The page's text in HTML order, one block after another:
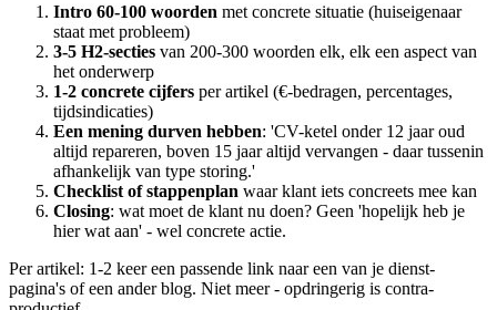
Intro 60-100 woorden met concrete situatie (huiseigenaar
staat met probleem)
3-5 H2-secties van 200-300 woorden elk, elk een aspect van
het onderwerp
1-2 concrete cijfers per artikel (€-bedragen, percentages,
tijdsindicaties)
Een mening durven hebben: 'CV-ketel onder 12 jaar oud
altijd repareren, boven 15 jaar altijd vervangen - daar tussenin
afhankelijk van type storing.'
Checklist of stappenplan waar klant iets concreets mee kan
Closing: wat moet de klant nu doen? Geen 'hopelijk heb je
hier wat aan' - wel concrete actie.
Per artikel: 1-2 keer een passende link naar een van je dienst-
pagina's of een ander blog. Niet meer - opdringerig is contra-